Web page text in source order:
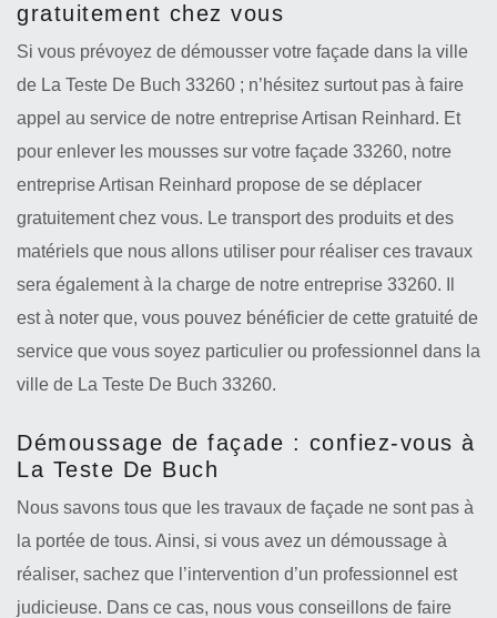
gratuitement chez vous
Si vous prévoyez de démousser votre façade dans la ville
de La Teste De Buch 33260 ; n’hésitez surtout pas à faire
appel au service de notre entreprise Artisan Reinhard. Et
pour enlever les mousses sur votre façade 33260, notre
entreprise Artisan Reinhard propose de se déplacer
gratuitement chez vous. Le transport des produits et des
matériels que nous allons utiliser pour réaliser ces travaux
sera également à la charge de notre entreprise 33260. Il
est à noter que, vous pouvez bénéficier de cette gratuité de
service que vous soyez particulier ou professionnel dans la
ville de La Teste De Buch 33260.
Démoussage de façade : confiez-vous à
La Teste De Buch
Nous savons tous que les travaux de façade ne sont pas à
la portée de tous. Ainsi, si vous avez un démoussage à
réaliser, sachez que l’intervention d’un professionnel est
judicieuse. Dans ce cas, nous vous conseillons de faire